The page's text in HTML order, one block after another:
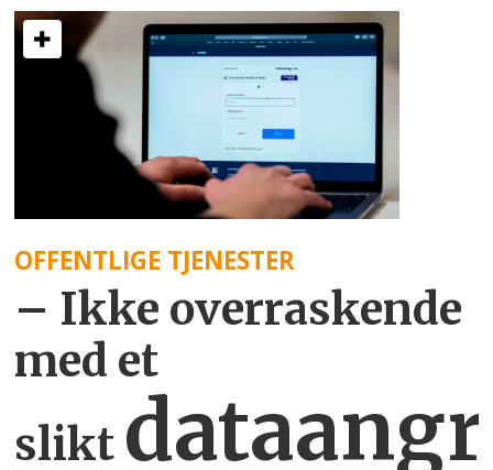
OFFENTLIGE TJENESTER
– Ikke overraskende
med et
slikt